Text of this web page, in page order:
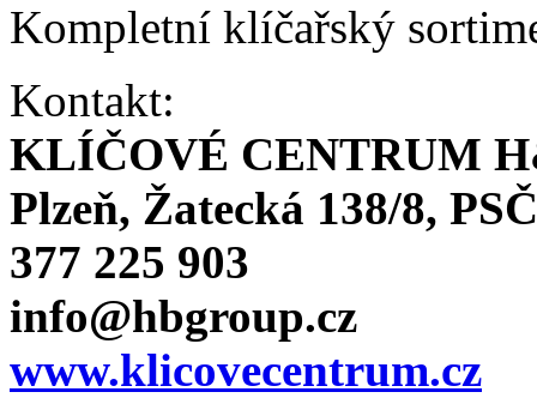
Kompletní klíčařský
Kontakt:
KLÍČOVÉ CENTRUM
Plzeň, Žatecká 138/8,
377 225 903
info@hbgroup.cz
www.klicovecentrum.cz